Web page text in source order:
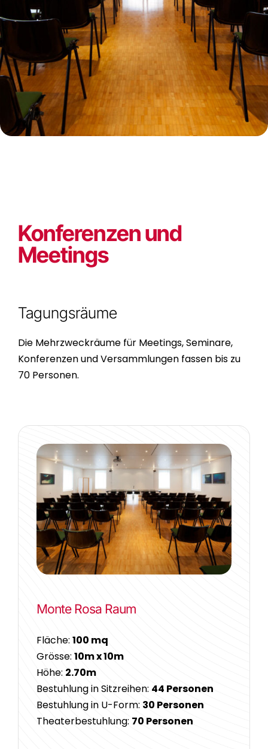
Konferenzen und
Meetings
Tagungsräume
Die Mehrzweckräume für Meetings, Seminare,
Konferenzen und Versammlungen fassen bis zu
70 Personen.
Monte Rosa Raum
Fläche: 100 mq
Grösse: 10m x 10m
Höhe: 2.70m
Bestuhlung in Sitzreihen: 44 Personen
Bestuhlung in U-Form: 30 Personen
Theaterbestuhlung: 70 Personen